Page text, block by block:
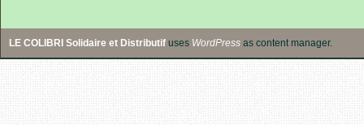
LE COLIBRI Solidaire et Distributif uses WordPress as content manager.